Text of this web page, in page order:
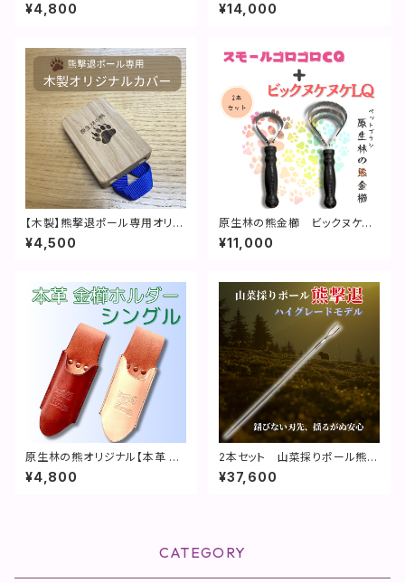
¥4,800 ¥14,000
【木製】熊撃退ポール専用オリジ
ナルカバー(ロゴ入り)
¥4,500
原生林の熊金櫛 ビックヌケヌ
ケLQとスモールゴロゴロCQの
2本セット
¥11,000
原生林の熊オリジナル【本革 金
櫛ホルダー シングル】
¥4,800
2本セット 山菜採りポール熊撃
退 ハイグレードモデル【特許取
得】
¥37,600
CATEGORY